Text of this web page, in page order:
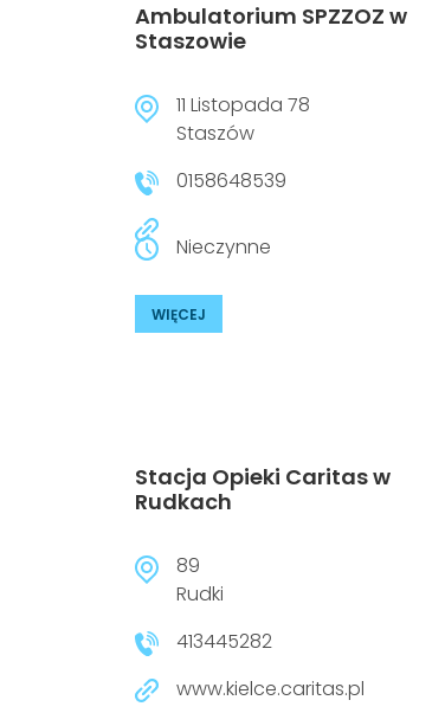
Ambulatorium SPZZOZ w
Staszowie
11 Listopada 78
Staszów
0158648539
Nieczynne
WIĘCEJ
Stacja Opieki Caritas w
Rudkach
89
Rudki
413445282
www.kielce.caritas.pl